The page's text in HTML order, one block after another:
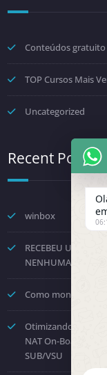
Conteúdos gratuito
TOP Cursos Mais
Uncategorized
Recent Posts
winbox
RECEBEU UMA
NENHUMA DECISÃO
Como montar um
Otimizando o
NAT On-Board no
SUB/VSU